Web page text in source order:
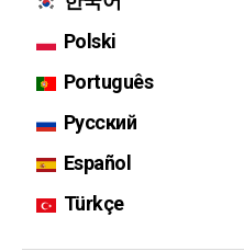
Polski
Português
Русский
Español
Türkçe